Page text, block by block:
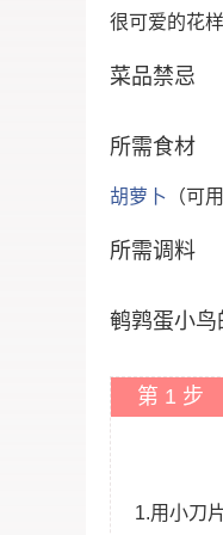
很可爱的花
菜品禁忌
所需食材
胡萝卜 （可
所需调料
鹌鹑蛋小鸟
第 1 步
1.用小刀